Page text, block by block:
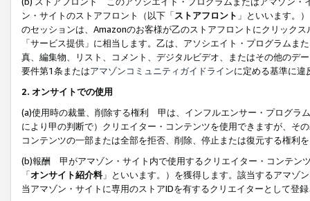
ン・サイトのストアフロント（以下「ストアフロント 」といいます。
のセッションは、Amazonのお客様が乙のストアフロントにクリック
「サービス提供」に相当します。乙は、アソシエイト・プログラム
真、編集物、リスト、コメント、デジタルビデオ、またはその他のデ
要件第1条またはアマゾンコミュニティガイドラインに定める基準に違
2. オンサイトでの使用
(a)使用時の裁量、削除する権利 甲は、インフルエンサー・プログラ
により甲の判断で）クリエイター・コンテンツを使用できますが、そ
コンテンツの一部または全部を拒否、削除、停止または復元する権利
(b)報酬 甲がアマゾン・サイト内で使用するクリエイター・コンテン
「オンサイト紹介料」といいます。）を獲得します。該当するアマゾ
当アマゾン・サイトに専用のストアIDを有するクリエイターとして登